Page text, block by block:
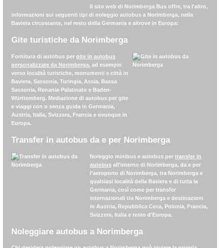
Il sito web di Norimberga Bus offre, tra l'altro,
informazioni sui seguenti tipi di noleggio autobus a Norimberga, nella
Baviera circostante, nel resto della Germania e altrove in Europa:
Gite turistiche da Norimberga
Fornitura di autobus per gite in autobus
personalizzate da Norimberga, ad esempio
verso località turistiche, monumenti e città in
Baviera, Sassonia, Turingia, Assia, Bassa
Sassonia, Renania-Palatinato e Baden-
Württemberg. Mediazione di autobus per gite
e viaggi con o senza guida in Germania,
Austria, Italia, Svizzera, Francia e ovunque in
Europa.
Transfer in autobus da e per Norimberga
Noleggio minibus e autobus per transfer in
autobus all'interno di Norimberga, da e per
l'aeroporto di Norimberga, tra Norimberga e
qualsiasi località della Baviera e di tutta la
Germania, così come per transfer
internazionali tra Norimberga e destinazioni
in Austria, Repubblica Ceca, Polonia, Francia,
Svizzera, Italia e resto d'Europa.
Noleggiare autobus a Norimberga